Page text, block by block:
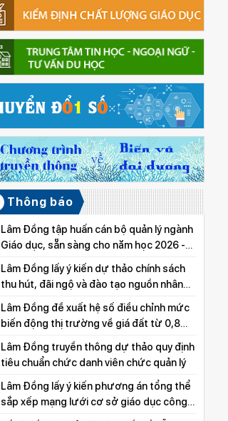
Thông báo
Lâm Đồng tập huấn cán bộ quản lý ngành
Giáo dục, sẵn sàng cho năm học 2026 -
Lâm Đồng lấy ý kiến dự thảo chính sách
thu hút, đãi ngộ và đào tạo nguồn nhân
lực y tế
Lâm Đồng đề xuất hệ số điều chỉnh mức
biến động thị trường về giá đất từ 0,8
đến 5,0
Lâm Đồng truyền thông dự thảo quy định
tiêu chuẩn chức danh viên chức quản lý
Lâm Đồng lấy ý kiến phương án tổng thể
sắp xếp mạng lưới cơ sở giáo dục công
lập